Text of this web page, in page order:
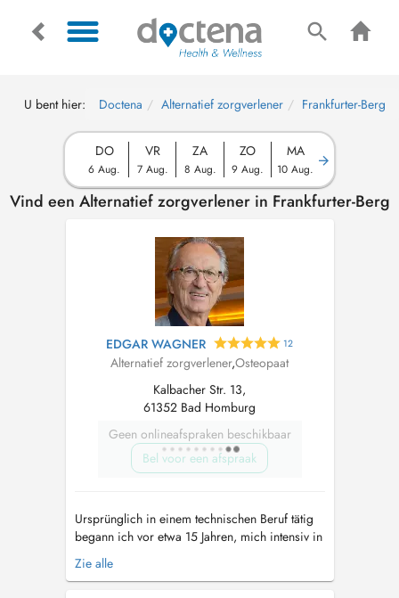
U bent hier: Doctena Alternatief zorgverlener Frankfurter-Berg
DO
6 Aug.
VR
7 Aug.
ZA
8 Aug.
ZO
9 Aug.
MA
10 Aug.
Vind een Alternatief zorgverlener in Frankfurter-Berg
EDGAR WAGNER 12
Alternatief zorgverlener,Osteopaat
Kalbacher Str. 13,
61352 Bad Homburg
Geen onlineafspraken beschikbaar
Bel voor een afspraak
Ursprünglich in einem technischen Beruf tätig
begann ich vor etwa 15 Jahren, mich intensiv in
naturheilkundliche Verfahren einzuarbeiten und
zum Heilpraktiker ausbilden zu lassen. Nach
Zie alle